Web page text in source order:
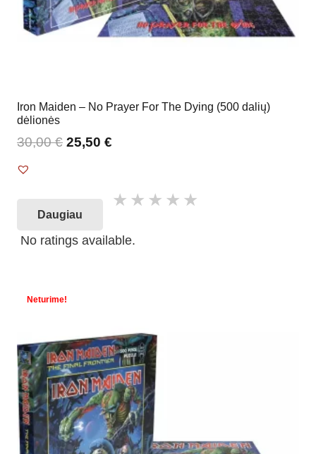
Iron Maiden – No Prayer For The Dying (500 dalių)
dėlionės
30,00€ 25,50 €
Daugiau
No ratings available.
Neturime!